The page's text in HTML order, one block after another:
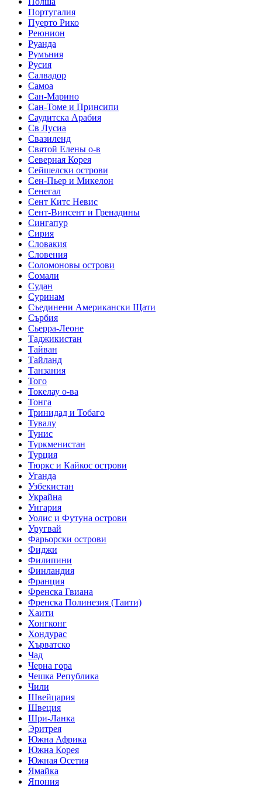
Португалия
Пуерто Рико
Реюнион
Руанда
Румъния
Русия
Салвадор
Самоа
Сан-Марино
Сан-Томе и Принсипи
Саудитска Арабия
Св Лусиа
Свазиленд
Святой Елены о-в
Северная Корея
Сейшелски острови
Сен-Пьер и Микелон
Сенегал
Сент Китс Невис
Сент-Винсент и Гренадины
Сингапур
Сирия
Словакия
Словения
Соломоновы острови
Сомали
Судан
Суринам
Съединени Американски Щати
Сърбия
Сьерра-Леоне
Таджикистан
Тайван
Тайланд
Танзания
Того
Токелау о-ва
Тонга
Тринидад и Тобаго
Тувалу
Тунис
Туркменистан
Турция
Тюркс и Кайкос острови
Уганда
Узбекистан
Украйна
Унгария
Уолис и Футуна острови
Уругвай
Фарьорски острови
Фиджи
Филипини
Финландия
Франция
Френска Гвиана
Френска Полинезия (Таити)
Хаити
Хонгконг
Хондурас
Хърватско
Чад
Черна гора
Чешка Република
Чили
Швейцария
Швеция
Шри-Ланка
Эритрея
Южна Африка
Южна Корея
Южная Осетия
Ямайка
Япония